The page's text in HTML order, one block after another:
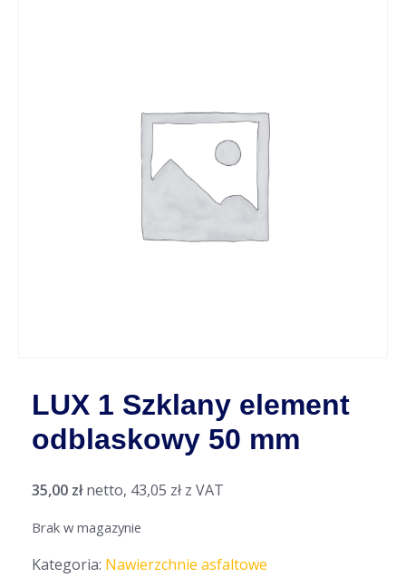
LUX 1 Szklany element
odblaskowy 50 mm
35,00 zł netto, 43,05 zł z VAT
Brak w magazynie
Kategoria: Nawierzchnie asfaltowe